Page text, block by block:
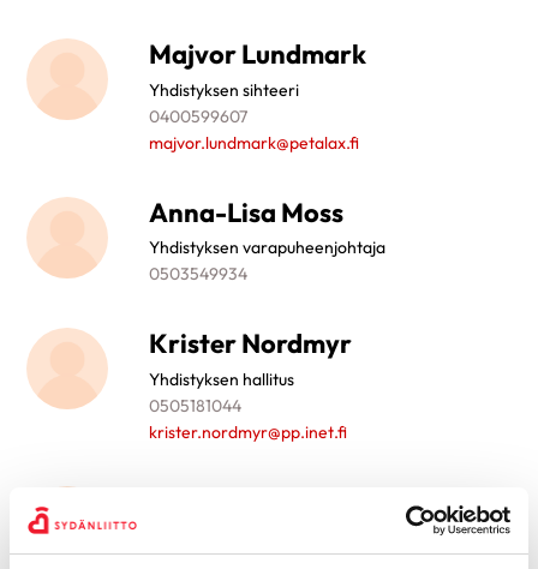
Majvor Lundmark
Yhdistyksen sihteeri
0400599607
majvor.lundmark@petalax.fi
Anna-Lisa Moss
Yhdistyksen varapuheenjohtaja
0503549934
Krister Nordmyr
Yhdistyksen hallitus
0505181044
krister.nordmyr@pp.inet.fi
Karl-Gustav Nordström